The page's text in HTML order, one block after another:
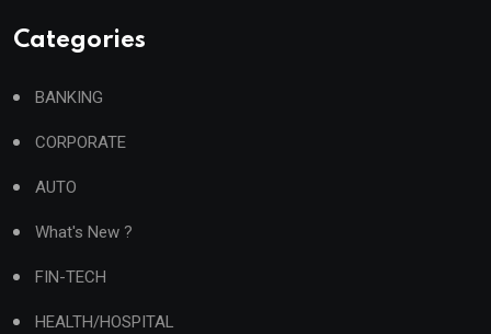
Categories
BANKING
CORPORATE
AUTO
What's New ?
FIN-TECH
HEALTH/HOSPITAL